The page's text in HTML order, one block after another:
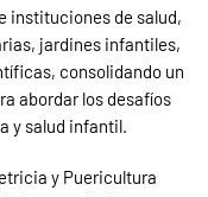
instituciones de salud,
jardines infantiles,
consolidando un
abordar los desafíos
y salud infantil.
y Puericultura